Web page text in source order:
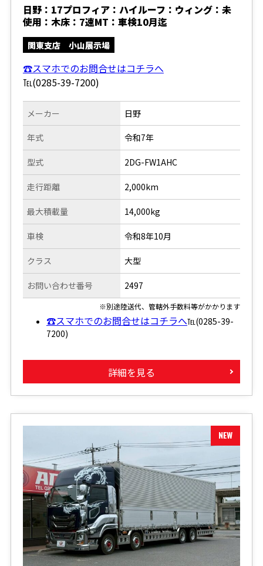
日野：17プロフィア：ハイルーフ：ウィング：未
使用：木床：7速MT：車検10月迄
関東支店 小山展示場
☎スマホでのお問合せはコチラへ
℡(0285-39-7200)
メーカー
年式
型式
走行距離
日野
令和7年
2DG-FW1AHC
2,000km
最大積載量
車検
クラス
お問い合わせ番号
14,000kg
令和8年10月
大型
2497
※別途陸送代、管轄外手数料等がかかります
☎スマホでのお問合せはコチラへ℡(0285-39-
7200)
詳細を見る